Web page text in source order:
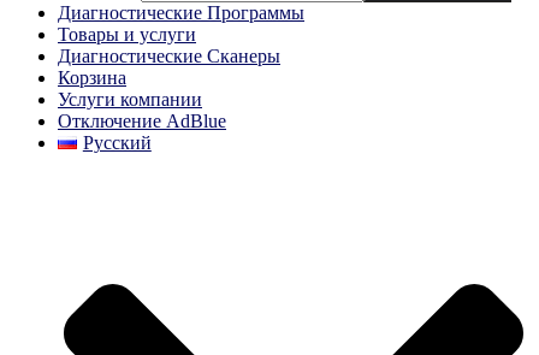
Диагностические Программы
Товары и услуги
Диагностические Сканеры
Корзина
Услуги компании
Отключение AdBlue
Русский